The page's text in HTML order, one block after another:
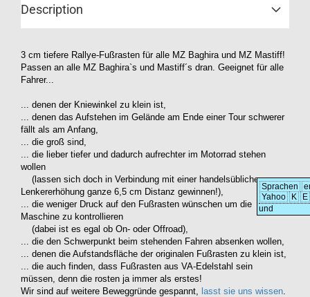
Description
3 cm tiefere Rallye-Fußrasten für alle MZ Baghira und MZ Mastiff!
Passen an alle MZ Baghira`s und Mastiff´s dran. Geeignet für alle
Fahrer...
... denen der Kniewinkel zu klein ist,
... denen das Aufstehen im Gelände am Ende einer Tour schwerer
fällt als am Anfang,
... die groß sind,
... die lieber tiefer und dadurch aufrechter im Motorrad stehen
wollen
(lassen sich doch in Verbindung mit einer handelsüblichen
Lenkererhöhung ganze 6,5 cm Distanz gewinnen!),
... die weniger Druck auf den Fußrasten wünschen um die
Maschine zu kontrollieren
(dabei ist es egal ob On- oder Offroad),
... die den Schwerpunkt beim stehenden Fahren absenken wollen,
... denen die Aufstandsfläche der originalen Fußrasten zu klein ist,
... die auch finden, dass Fußrasten aus VA-Edelstahl sein
müssen, denn die rosten ja immer als erstes!
Wir sind auf weitere Beweggründe gespannt, lasst sie uns wissen.
Sprachen
Yahoo
K
E
und